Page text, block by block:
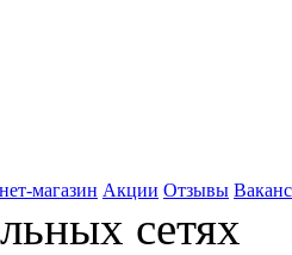
магазин Акции Отзывы
сетях